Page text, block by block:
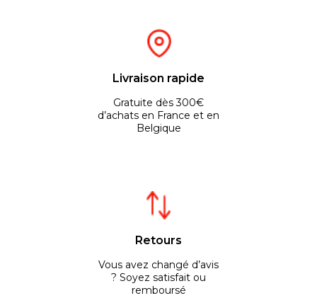
Livraison rapide
Gratuite dès 300€
d’achats en France et en
Belgique
Retours
Vous avez changé d’avis
? Soyez satisfait ou
remboursé